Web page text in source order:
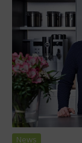
News